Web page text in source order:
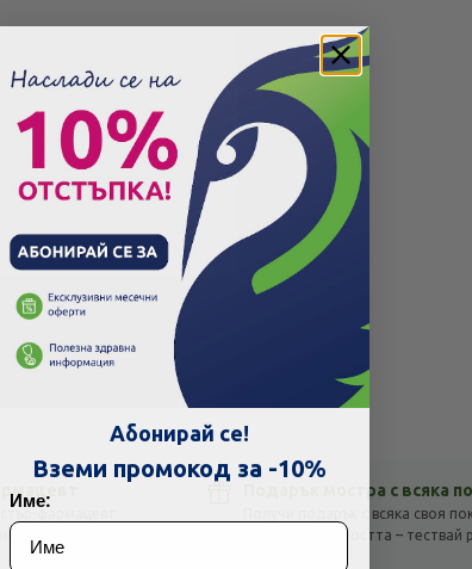
фармацевт
с отговор
Подарък мостра с всяка
Получи подарък с всяка своя
оглед на стойността – тествай
Търсих друго
Технически проблем с плащането
разглеждам Намерих по-евтино
Абонирай се!
Вземи промокод за -10%
Име: